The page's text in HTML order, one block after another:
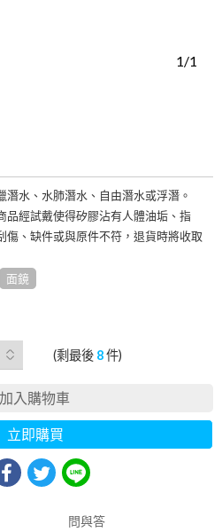
1/1
水、水肺潛水、自由潛水或浮潛。
品經試戴使得矽膠沾有人體油垢、指
傷、缺件或與原件不符，退貨時將收取
面鏡
(剩最後 8件)
加入購物車
立即購買
問與答